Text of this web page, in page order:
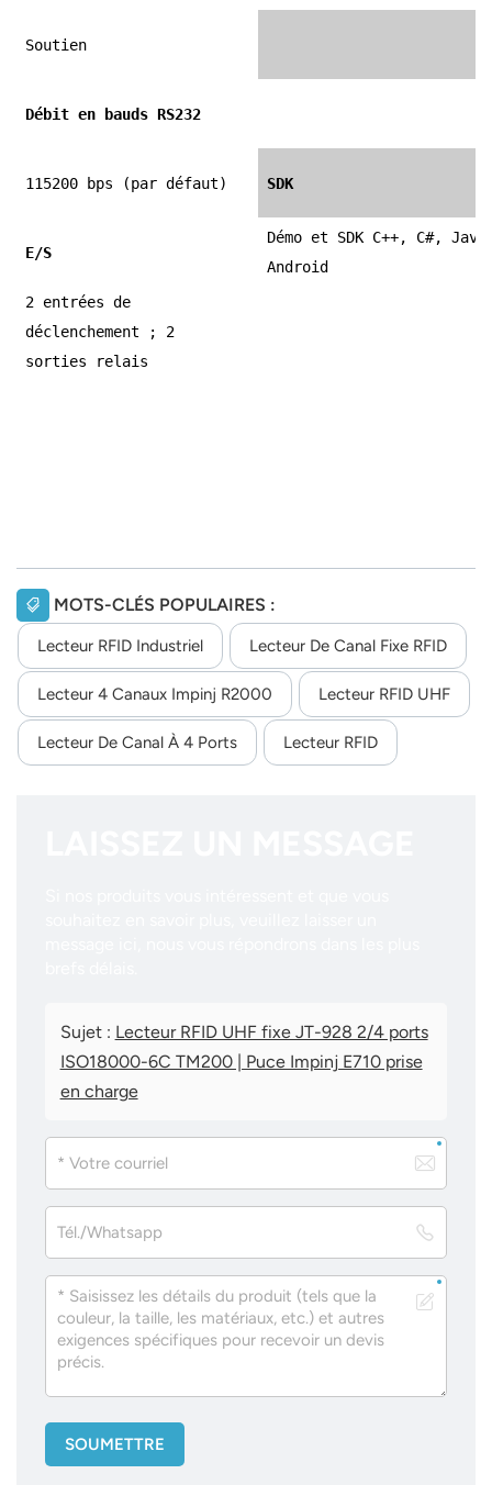
Soutien
Débit en bauds RS232
115200 bps (par défaut) SDK
E/S
Démo et SDK C++, C#,
Android
2 entrées de
déclenchement ; 2
sorties relais
MOTS-CLÉS POPULAIRES :
Lecteur RFID Industriel Lecteur De Canal Fixe RFID
Lecteur 4 Canaux Impinj R2000 Lecteur RFID UHF
Lecteur De Canal À 4 Ports Lecteur RFID
Sujet : Lecteur RFID UHF fixe JT-928 2/4 ports
ISO18000-6C TM200 | Puce Impinj E710 prise
en charge
SOUMETTRE